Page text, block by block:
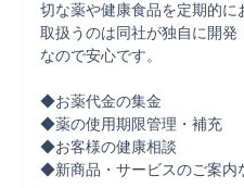
切な薬や健康食品を定期的に
取扱うのは同社が独自に開
なので安心です。
◆お薬代金の集金
◆薬の使用期限管理・補充
◆お客様の健康相談
◆新商品・サービスのご案内